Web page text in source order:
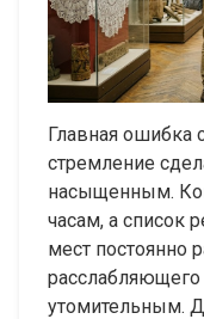
Главная ошибка
стремление
насыщенным.
часам, а список
мест постоянно
расслабляющего
утомительным.